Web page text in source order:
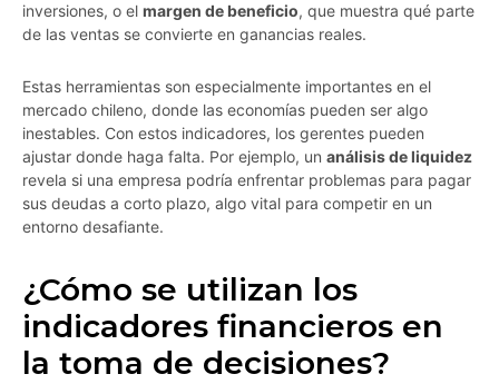
inversiones, o el margen de beneficio, que muestra qué parte
de las ventas se convierte en ganancias reales.
Estas herramientas son especialmente importantes en el
mercado chileno, donde las economías pueden ser algo
inestables. Con estos indicadores, los gerentes pueden
ajustar donde haga falta. Por ejemplo, un análisis de liquidez
revela si una empresa podría enfrentar problemas para pagar
sus deudas a corto plazo, algo vital para competir en un
entorno desafiante.
¿Cómo se utilizan los
indicadores financieros en
la toma de decisiones?